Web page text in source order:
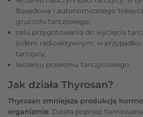
Basedowa i autonomicznego
gruczołu tarczowego,
celu przygotowania do wycięcia
jodem radioaktywnym, w przypadku
tarczycy,
leczeniu przełomu tarczycowego.
Jak działa Thyrosan?
Thyrosan zmniejsza produkcję
organizmie. Działa poprzez